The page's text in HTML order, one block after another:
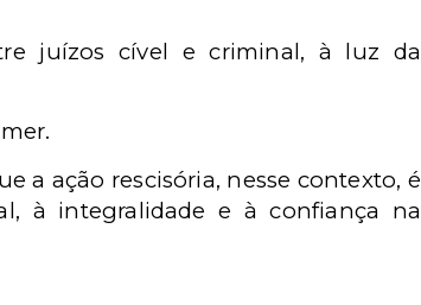
juízos cível e criminal, à luz da
a ação rescisória, nesse contexto, é
à integralidade e à confiança na